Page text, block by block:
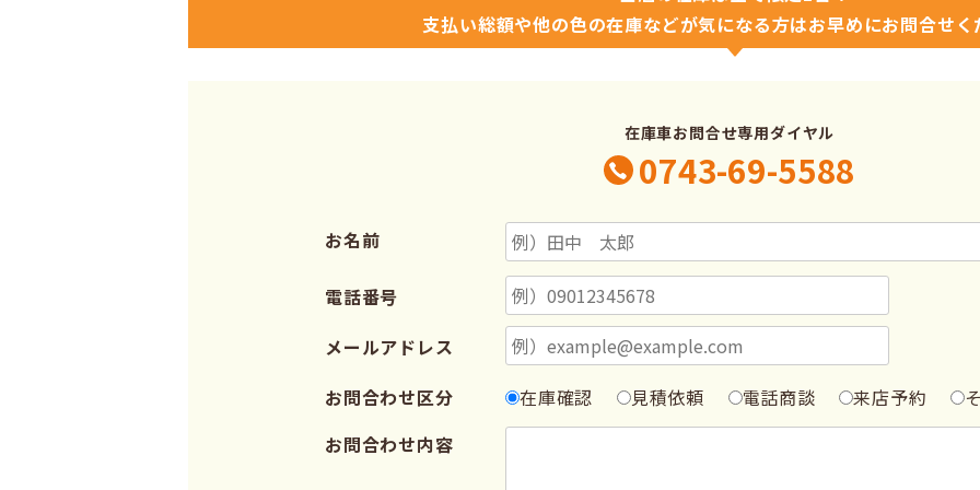
支払い総額や他の色の在庫などが気になる方はお早めにお問合せく
在庫車お問合せ専用ダイヤル
0743-69-5588
お名前
電話番号
メールアドレス
お問合わせ区分
在庫確認 見積依頼 電話商談 来店予約
お問合わせ内容